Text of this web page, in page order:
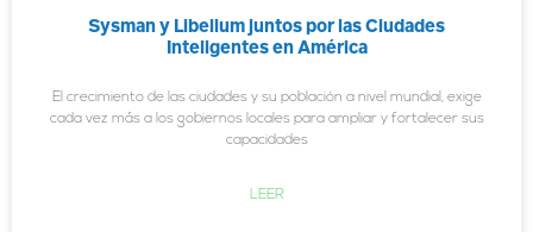
Sysman y Libelium juntos por las Ciudades
Inteligentes en América
El crecimiento de las ciudades y su población a nivel mundial, exige
cada vez más a los gobiernos locales para ampliar y fortalecer sus
capacidades
LEER